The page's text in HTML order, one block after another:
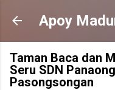
Apoy
Taman Baca dan
Seru SDN
Pasongsongan